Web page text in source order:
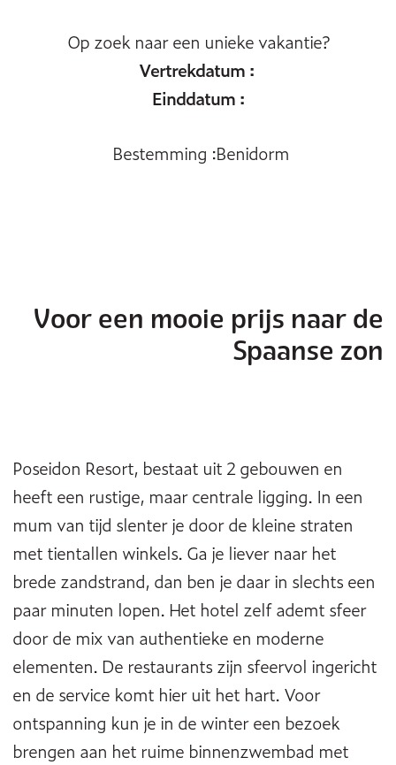
Op zoek naar een unieke vakantie?
Vertrekdatum :
Einddatum :
Bestemming :Benidorm
Voor een mooie prijs naar de
Spaanse zon
Poseidon Resort, bestaat uit 2 gebouwen en
heeft een rustige, maar centrale ligging. In een
mum van tijd slenter je door de kleine straten
met tientallen winkels. Ga je liever naar het
brede zandstrand, dan ben je daar in slechts een
paar minuten lopen. Het hotel zelf ademt sfeer
door de mix van authentieke en moderne
elementen. De restaurants zijn sfeervol ingericht
en de service komt hier uit het hart. Voor
ontspanning kun je in de winter een bezoek
brengen aan het ruime binnenzwembad met